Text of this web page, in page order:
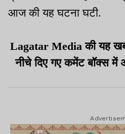
आज की यह घटना घटी.
Lagatar Media की यह
नीचे दिए गए कमेंट बॉक्स में